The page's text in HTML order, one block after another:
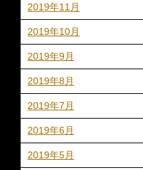
2019年11月
2019年10月
2019年9月
2019年8月
2019年7月
2019年6月
2019年5月